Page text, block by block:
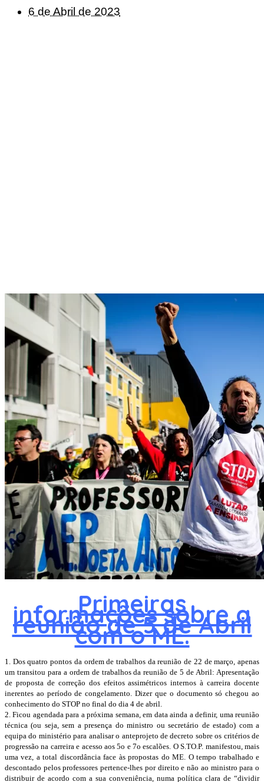
6 de Abril de 2023
Primeiras
informações sobre a
reunião de 5 de Abril
com o ME.
1. Dos quatro pontos da ordem de trabalhos da reunião de 22 de março, apenas
um transitou para a ordem de trabalhos da reunião de 5 de Abril: Apresentação
de proposta de correção dos efeitos assimétricos internos à carreira docente
inerentes ao período de congelamento. Dizer que o documento só chegou ao
conhecimento do STOP no final do dia 4 de abril.
2. Ficou agendada para a próxima semana, em data ainda adefinir, uma reunião
técnica (ou seja, sem a presença do ministro ou secretário de estado) com a
equipa do ministério para analisar o anteprojeto de decreto sobre os critérios de
progressão na carreira e acesso aos 5o e 7o escalões. O S.TO.P. manifestou, mais
uma vez, a total discordância face às propostas do ME. O tempo trabalhado e
descontado pelos professores pertence-lhes por direito e não ao ministro para o
distribuir de acordo com a sua conveniência, numa política clara de “dividir